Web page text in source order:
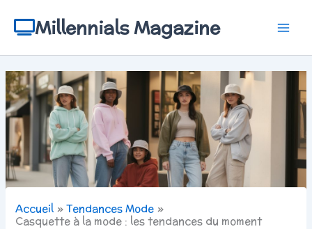
contenuMillennials Magazine
Accueil
Tendances Mode
Casquette à la mode : les tendances du moment